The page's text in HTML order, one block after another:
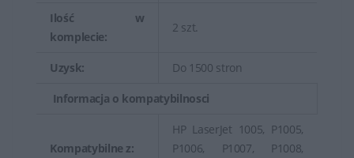
Ilość w
komplecie:
2 szt.
Uzysk: Do 1500 stron
Informacja o kompatybilnosci
Kompatybilne z:
HP LaserJet 1005, P1005,
P1006, P1007, P1008,